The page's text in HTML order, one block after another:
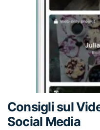
Consigli sul
Social Media